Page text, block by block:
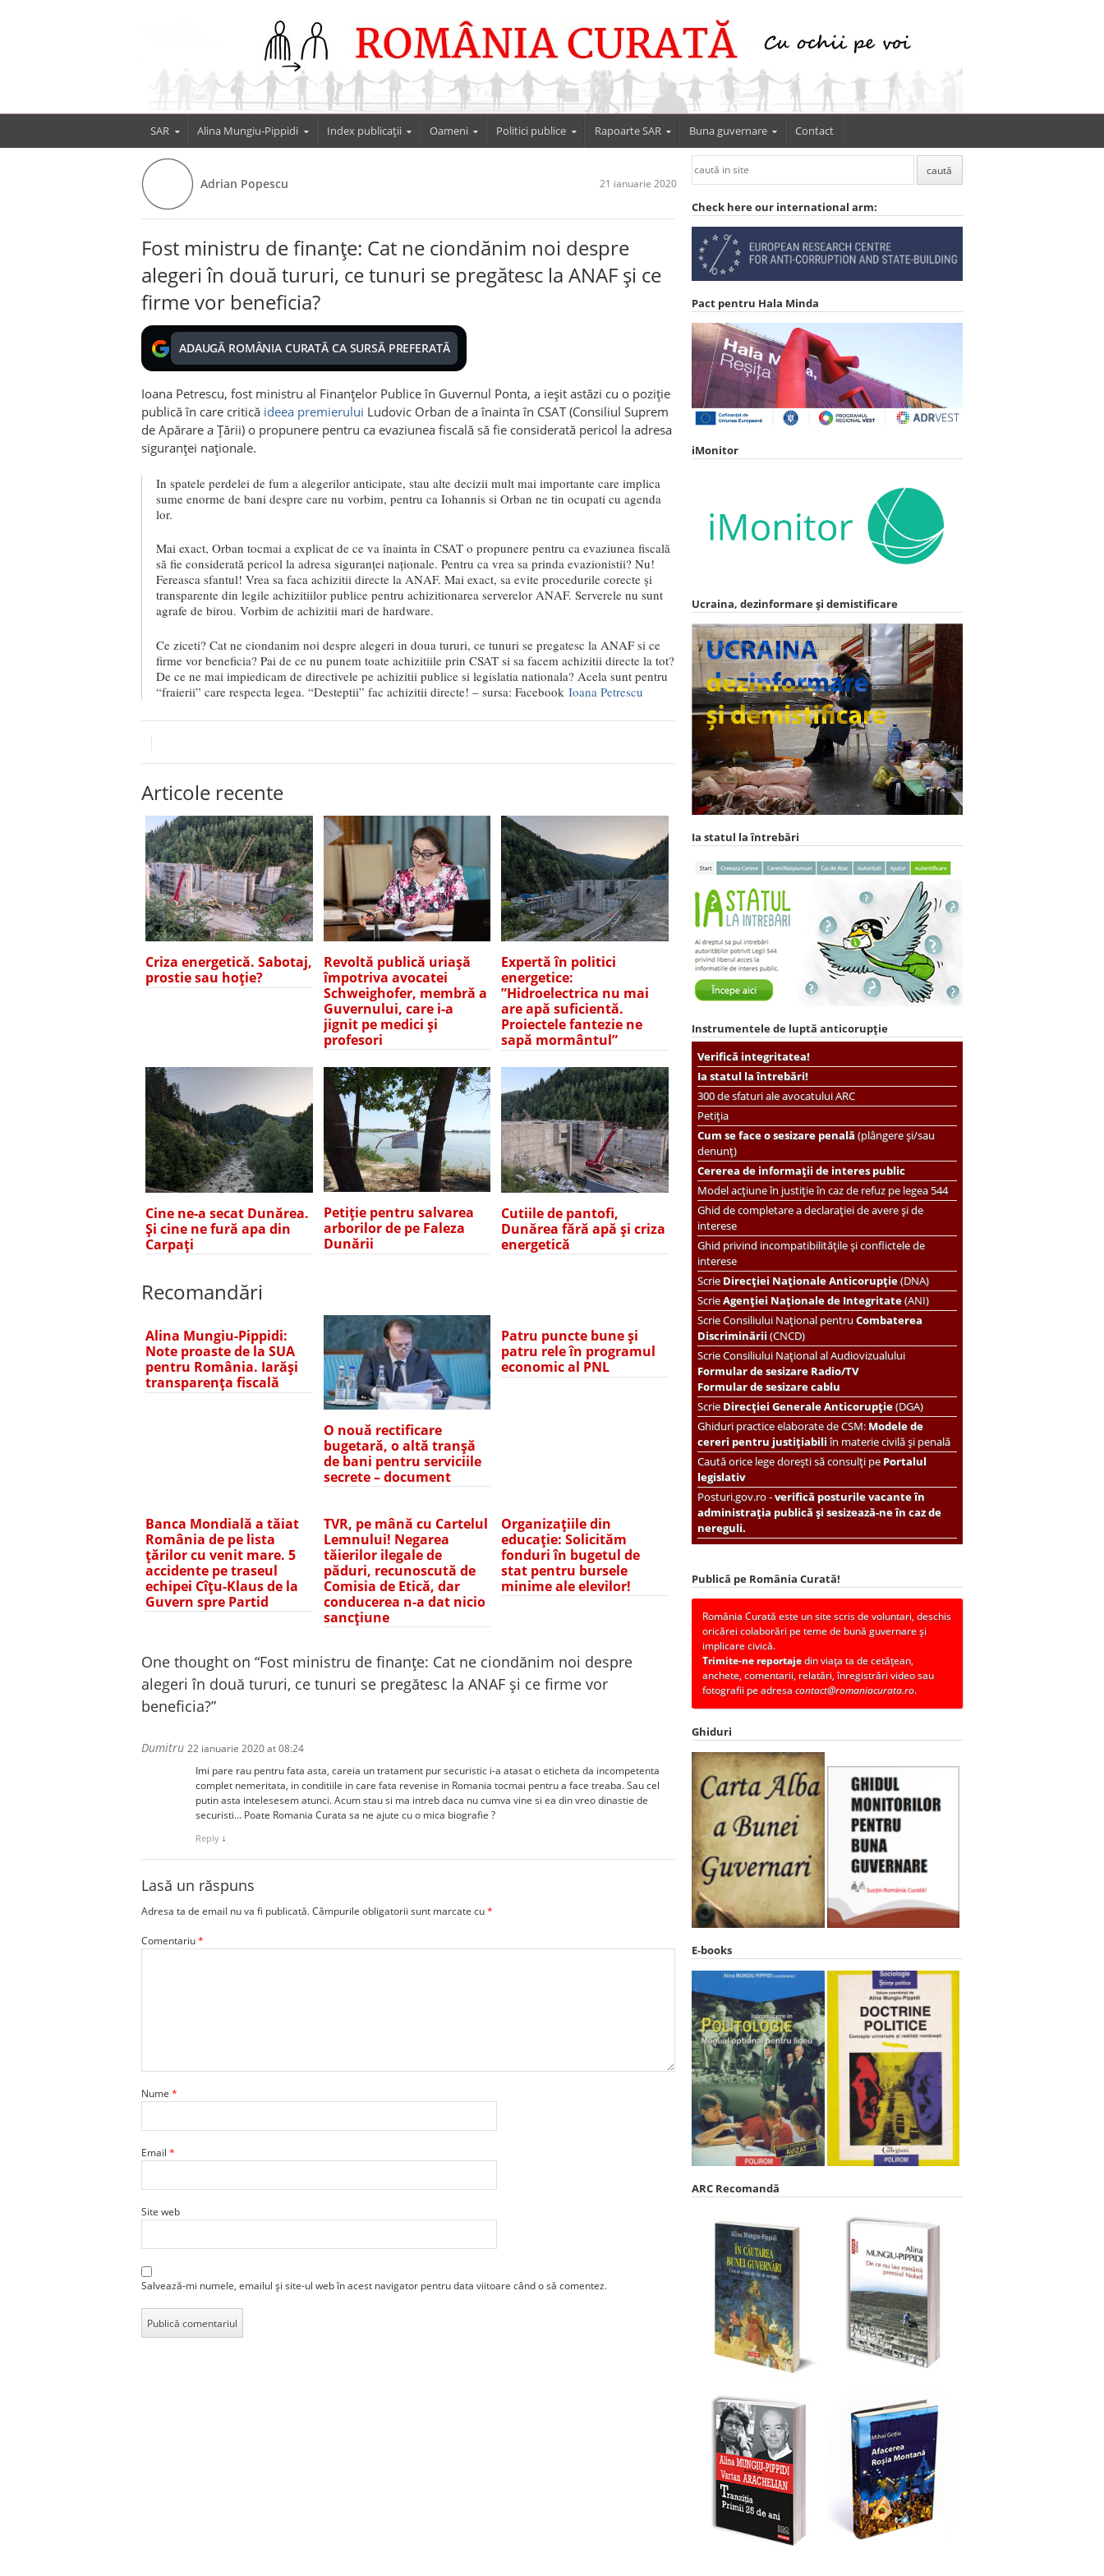
SAR Alina Mungiu-Pippidi Index publicații Oameni Politici publice Rapoarte SAR Buna guvernare Contact
Adrian Popescu 21 ianuarie 2020
Fost ministru de finanțe: Cat ne ciondănim noi despre
alegeri în două tururi, ce tunuri se pregătesc la ANAF și ce
firme vor beneficia?
ADAUGĂ ROMÂNIA CURATĂ CA SURSĂ PREFERATĂ
Ioana Petrescu, fost ministru al Finanțelor Publice în Guvernul Ponta, a ieșit astăzi cu o poziție
publică în care critică ideea premierului Ludovic Orban de a înainta în CSAT (Consiliul Suprem
de Apărare a Țării) o propunere pentru ca evaziunea fiscală să fie considerată pericol la adresa
siguranţei naţionale.
In spatele perdelei de fum a alegerilor anticipate, stau alte decizii mult mai importante care implica
sume enorme de bani despre care nu vorbim, pentru ca Iohannis si Orban ne tin ocupati cu agenda
lor.
Mai exact, Orban tocmai a explicat de ce va înainta în CSAT o propunere pentru ca evaziunea fiscală
să fie considerată pericol la adresa siguranţei naţionale. Pentru ca vrea sa prinda evazionistii? Nu!
Fereasca sfantul! Vrea sa faca achizitii directe la ANAF. Mai exact, sa evite procedurile corecte și
transparente din legile achizitiilor publice pentru achizitionarea serverelor ANAF. Serverele nu sunt
agrafe de birou. Vorbim de achizitii mari de hardware.
Ce ziceti? Cat ne ciondanim noi despre alegeri in doua tururi, ce tunuri se pregatesc la ANAF si ce
firme vor beneficia? Pai de ce nu punem toate achizitiile prin CSAT si sa facem achizitii directe la tot?
De ce ne mai impiedicam de directivele pe achizitii publice si legislatia nationala? Acela sunt pentru
“fraierii” care respecta legea. “Desteptii” fac achizitii directe! – sursa: Facebook Ioana Petrescu
Articole recente
Criza energetică. Sabotaj,
prostie sau hoție?
Revoltă publică uriașă
împotriva avocatei
Schweighofer, membră a
Guvernului, care i-a
jignit pe medici și
profesori
Expertă în politici
energetice:
”Hidroelectrica nu mai
are apă suficientă.
Proiectele fantezie ne
sapă mormântul”
Cine ne-a secat Dunărea.
Și cine ne fură apa din
Carpați
Petiție pentru salvarea
arborilor de pe Faleza
Dunării
Cutiile de pantofi,
Dunărea fără apă și criza
energetică
Recomandări
Alina Mungiu-Pippidi:
Note proaste de la SUA
pentru România. Iarăși
transparența fiscală
O nouă rectificare
bugetară, o altă tranșă
de bani pentru serviciile
secrete – document
Patru puncte bune și
patru rele în programul
economic al PNL
Banca Mondială a tăiat
România de pe lista
țărilor cu venit mare. 5
accidente pe traseul
echipei Cîțu-Klaus de la
Guvern spre Partid
TVR, pe mână cu Cartelul
Lemnului! Negarea
tăierilor ilegale de
păduri, recunoscută de
Comisia de Etică, dar
conducerea n-a dat nicio
sancțiune
Organizațiile din
educație: Solicităm
fonduri în bugetul de
stat pentru bursele
minime ale elevilor!
One thought on “Fost ministru de finanțe: Cat ne ciondănim noi despre
alegeri în două tururi, ce tunuri se pregătesc la ANAF și ce firme vor
beneficia?”
Dumitru 22 ianuarie 2020 at 08:24
Imi pare rau pentru fata asta, careia un tratament pur securistic i-a atasat o eticheta da incompetenta
complet nemeritata, in conditiile in care fata revenise in Romania tocmai pentru a face treaba. Sau cel
putin asta intelesesem atunci. Acum stau si ma intreb daca nu cumva vine si ea din vreo dinastie de
securisti… Poate Romania Curata sa ne ajute cu o mica biografie ?
Reply ↓
Lasă un răspuns
Adresa ta de email nu va fi publicată.Câmpurile obligatorii sunt marcate cu*
Comentariu*
Nume *
Email *
Site web
Salvează-mi numele, emailul și site-ul web în acest navigator pentru data viitoare când o să comentez.
Check here our international arm:
Pact pentru Hala Minda
iMonitor
Ucraina, dezinformare și demistificare
Ia statul la întrebări
Instrumentele de luptă anticorupție
Verifică integritatea!
Ia statul la întrebări!
300 de sfaturi ale avocatului ARC
Petiția
Cum se face o sesizare penală(plângere și/sau
denunț)
Cererea de informații de interes public
Model acțiune în justiție în caz de refuz pe legea 544
Ghid de completare a declarației de avere și de
interese
Ghid privind incompatibilitățile și conflictele de
interese
ScrieDirecției Naționale Anticorupție(DNA)
ScrieAgenției Naționale de Integritate(ANI)
ScrieConsiliului Național pentruCombaterea
Discriminării(CNCD)
Scrie Consiliului Național al Audiovizualului
Formular de sesizare Radio/TV
Formular de sesizare cablu
ScrieDirecției Generale Anticorupție(DGA)
Ghiduri practice elaborate de CSM: Modele de
cereri pentru justițiabiliîn materie civilă și penală
Caută orice lege dorești să consulți pePortalul
legislativ
Posturi.gov.ro -verifică posturile vacante în
administrația publică și sesizează-ne în caz de
nereguli.
Publică pe România Curată!
România Curată este un site scris de voluntari, deschis
oricărei colaborări pe teme de bună guvernare și
implicare civică.
Trimite-ne reportajedin viața ta de cetățean,
anchete, comentarii, relatări, înregistrări video sau
fotografii pe adresacontact@romaniacurata.ro.
Ghiduri
E-books
ARC Recomandă